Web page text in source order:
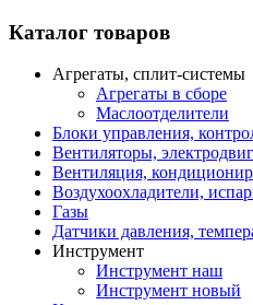
Каталог товаров
Агрегаты, сплит-системы
Агрегаты в сборе
Маслоотделители
Блоки управления,
Вентиляторы,
Вентиляция,
Воздухоохладители,
Газы
Датчики давления,
Инструмент
Инструмент наш
Инструмент новый